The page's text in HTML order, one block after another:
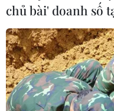
chủ bài' doanh số